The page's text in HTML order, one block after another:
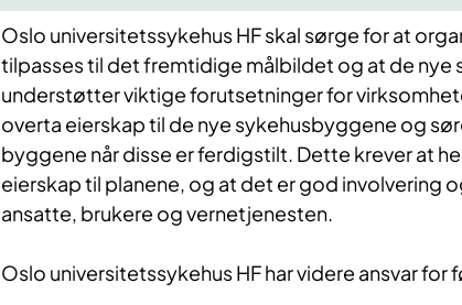
Oslo universitetssykehus HF skal sørge for at
tilpasses til det fremtidige målbildet og at de nye
understøtter viktige forutsetninger for
overta eierskap til de nye sykehusbyggene og
byggene når disse er ferdigstilt. Dette krever at
eierskap til planene, og at det er god involvering
ansatte, brukere og vernetjenesten.
Oslo universitetssykehus HF har videre ansvar for